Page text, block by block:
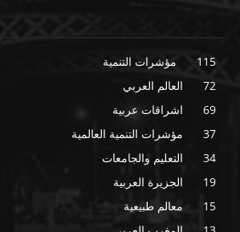
مؤشرات التنمية
115
العالم العربي
72
اشراقات عربية
69
مؤشرات التنمية العالمية
37
التعليم والجامعات
34
الجزيرة العربية
19
معالم طبيعية
15